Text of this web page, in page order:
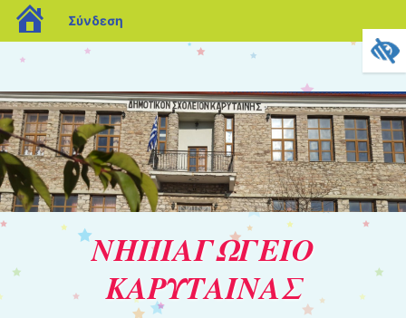
blogs.sch.gr
Σύνδεση
ΝΗΠΙΑΓΩΓΕΙΟ
ΚΑΡΥΤΑΙΝΑΣ